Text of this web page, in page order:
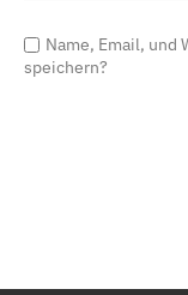
Name, Email, und
speichern?